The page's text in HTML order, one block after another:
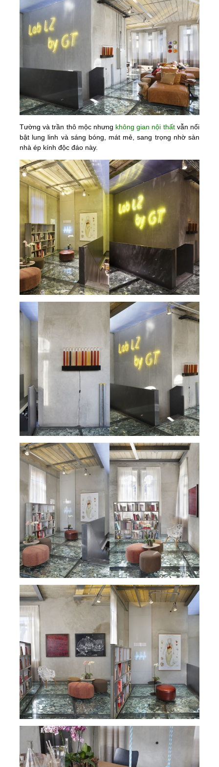
Tường và trần thô mộc nhưng không gian nội thấtvẫn nổi
bật lung linh và sáng bóng, mát mẻ, sang trọng nhờ sàn
nhà ép kính độc đáo này.